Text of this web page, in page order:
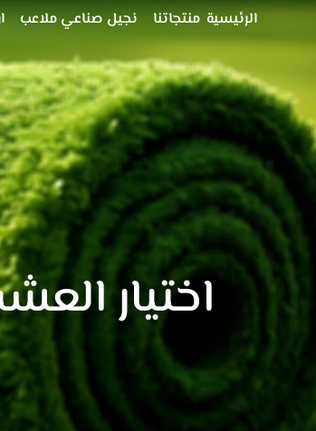
الرئيسية منتجاتنا نجيل صناعي ملاعب
اختيار